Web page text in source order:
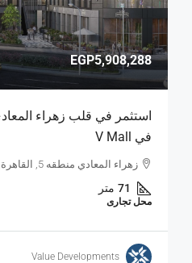
EGP5,908,288
استثمر في قلب زهراء
في V Mall
زهراء المعادي منطقه 5, القاهرة, مصر
71 متر
محل تجارى
Value Developments